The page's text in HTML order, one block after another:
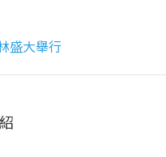
盛大舉行